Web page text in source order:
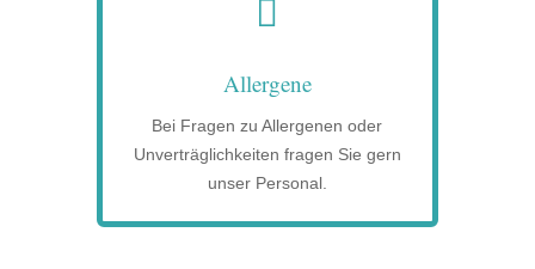

Allergene
Bei Fragen zu Allergenen oder
Unverträglichkeiten fragen Sie gern
unser Personal.